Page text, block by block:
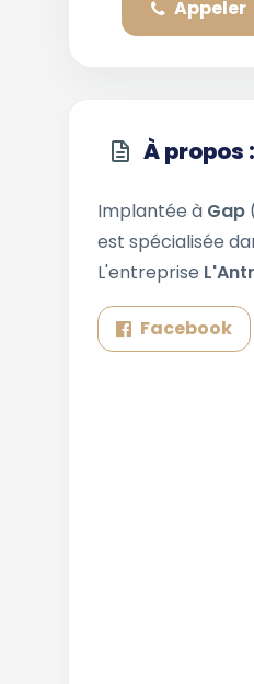
Appeler
À propos
Implantée à Gap
est spécialisée
L'entreprise
Facebook